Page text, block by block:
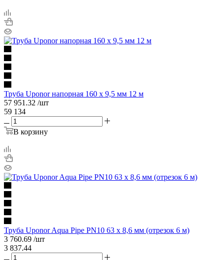
Труба Uponor напорная 160 x 9,5 мм 12 м
57 951.32 /шт
59 134
В корзину
Труба Uponor Aqua Pipe PN10 63 x 8,6 мм (отрезок 6 м)
3 760.69 /шт
3 837.44